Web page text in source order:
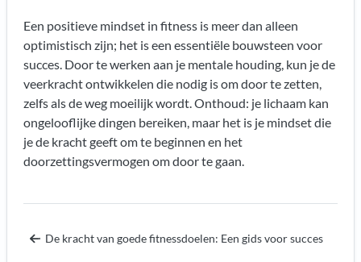
Een positieve mindset in fitness is meer dan alleen
optimistisch zijn; het is een essentiële bouwsteen voor
succes. Door te werken aan je mentale houding, kun je de
veerkracht ontwikkelen die nodig is om door te zetten,
zelfs als de weg moeilijk wordt. Onthoud: je lichaam kan
ongelooflijke dingen bereiken, maar het is je mindset die
je de kracht geeft om te beginnen en het
doorzettingsvermogen om door te gaan.
De kracht van goede fitnessdoelen: Een gids voor succes